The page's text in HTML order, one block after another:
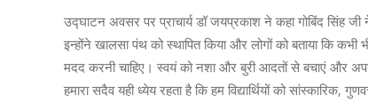
उद्घाटन अवसर पर प्राचार्य डॉ जयप्रकाश ने कहा गोबिंद सिंह जी
इन्होंने खालसा पंथ को स्थापित किया और लोगों को बताया कि
मदद करनी चाहिए। स्वयं को नशा और बुरी आदतों से बचाएं और
हमारा सदैव यही ध्येय रहता है कि हम विद्यार्थियों को सांस्कारिक‚